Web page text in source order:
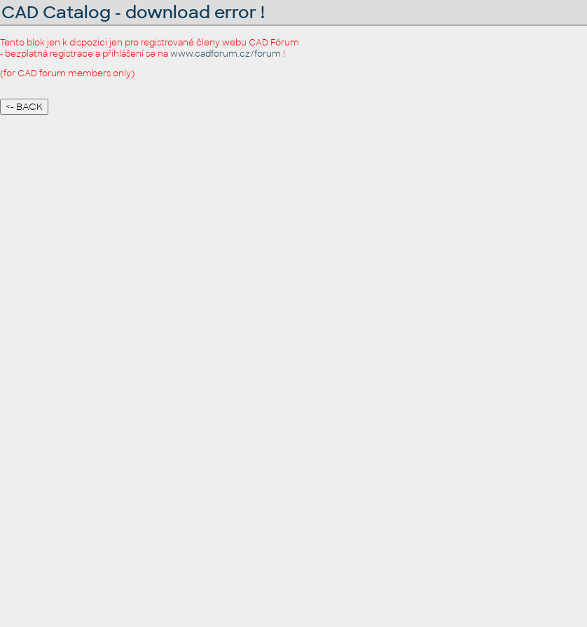
CAD Catalog - download error !
Tento blok jen k dispozici jen pro registrované členy webu CAD Fórum
- bezplatná registrace a přihlášení se nawww.cadforum.cz/forum !
(for CAD forum members only)